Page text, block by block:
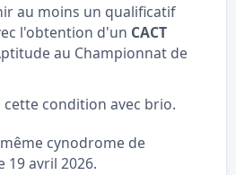
au moins un qualificatif
l'obtention d'un CACT
au Championnat de
cette condition avec brio.
cynodrome de
19 avril 2026.